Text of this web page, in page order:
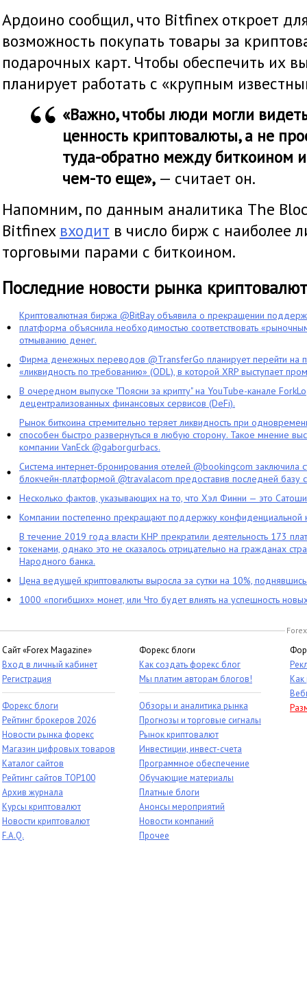
Ардоино сообщил, что Bitfinex откроет
возможность покупать товары за
подарочных карт. Чтобы обеспечить их
планирует работать с «крупным
«Важно, чтобы люди могли
ценность криптовалюты, а не
туда-обратно между биткоином
чем-то еще», — считает он.
Напомним, по данным аналитика The
Bitfinex входит в число бирж с наиболее
торговыми парами с биткоином.
Последние новости рынка криптовалют
Криптовалютная биржа @BitBay объявила о прекращении
платформа объяснила необходимостью соответствовать
отмыванию денег.
Фирма денежных переводов @TransferGo планирует перейти на
«ликвидность по требованию» (ODL), в которой XRP выступает
В очередном выпуске "Поясни за крипту" на YouTube-канале
децентрализованных финансовых сервисов (DeFi).
Рынок биткоина стремительно теряет ликвидность при
способен быстро развернуться в любую сторону. Такое мнение
компании VanEck @gaborgurbacs.
Система интернет-бронирования отелей @bookingcom заключила
блокчейн-платформой @travalacom предоставив последней базу
Несколько фактов, указывающих на то, что Хэл Финни — это
Компании постепенно прекращают поддержку конфиденциальной
В течение 2019 года власти КНР прекратили деятельность 173
токенами, однако это не сказалось отрицательно на гражданах
Народного банка.
Цена ведущей криптовалюты выросла за сутки на 10%,
1000 «погибших» монет, или Что будет влиять на успешность
Сайт «Forex Magazine»
Вход в личный кабинет
Регистрация
Форекс блоги
Рейтинг брокеров 2026
Новости рынка форекс
Магазин цифровых товаров
Каталог сайтов
Рейтинг сайтов TOP100
Архив журнала
Курсы криптовалют
Новости криптовалют
F.A.Q.
Форекс блоги
Как создать форекс блог
Мы платим авторам блогов!
Обзоры и аналитика рынка
Прогнозы и торговые сигналы
Рынок криптовалют
Инвестиции, инвест-счета
Программное обеспечение
Обучающие материалы
Платные блоги
Анонсы мероприятий
Новости компаний
Прочее
Как